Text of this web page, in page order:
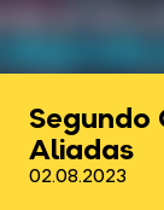
Aliadas
02.08.2023